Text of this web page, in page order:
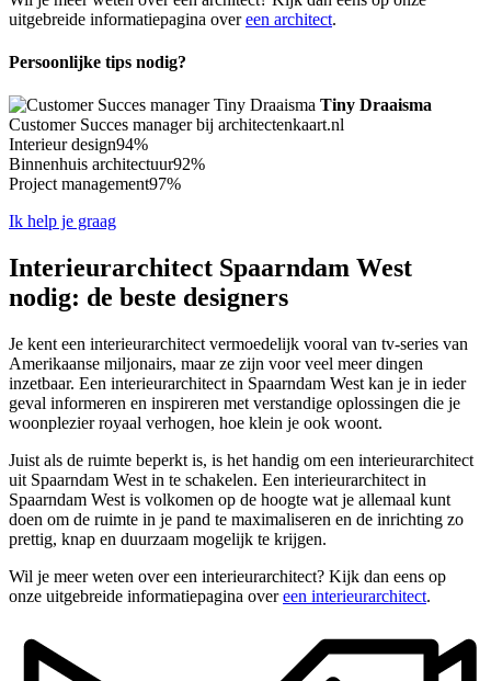
uitgebreide informatiepagina overeen architect.
Persoonlijke tips nodig?
Tiny Draaisma
Customer Succes manager bij architectenkaart.nl
Interieur design94%
Binnenhuis architectuur92%
Project management97%
Ik help je graag
Interieurarchitect Spaarndam West
nodig: de beste designers
Je kent een interieurarchitect vermoedelijk vooral van tv-series van
Amerikaanse miljonairs, maar ze zijn voor veel meer dingen
inzetbaar. Een interieurarchitect in Spaarndam West kan je in ieder
geval informeren en inspireren met verstandige oplossingen die je
woonplezier royaal verhogen, hoe klein je ook woont.
Juist als de ruimte beperkt is, is het handig om een interieurarchitect
uit Spaarndam West in te schakelen. Een interieurarchitect in
Spaarndam West is volkomen op de hoogte wat je allemaal kunt
doen om de ruimte in je pand te maximaliseren en de inrichting zo
prettig, knap en duurzaam mogelijk te krijgen.
Wil je meer weten over een interieurarchitect? Kijk dan eens op
onze uitgebreide informatiepagina overeen interieurarchitect.